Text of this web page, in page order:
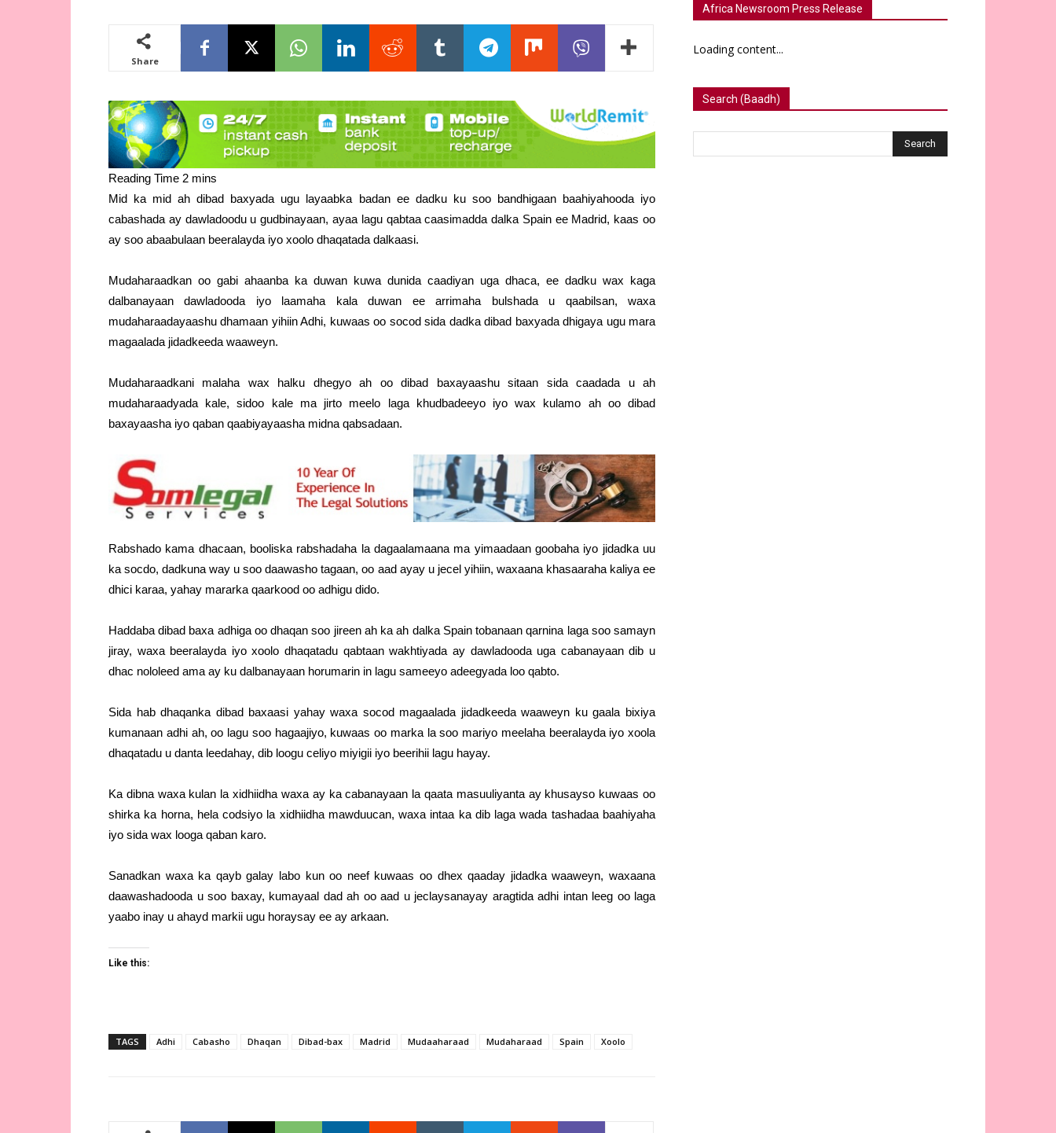
Share
Mid ka mid ah dibad baxyada ugu layaabka badan ee dadku ku soo bandhigaan baahiyahooda iyo
cabashada ay dawladoodu u gudbinayaan, ayaa lagu qabtaa caasimadda dalka Spain ee Madrid, kaas oo
ay soo abaabulaan beeralayda iyo xoolo dhaqatada dalkaasi.
Mudaharaadkan oo gabi ahaanba ka duwan kuwa dunida caadiyan uga dhaca, ee dadku wax kaga
dalbanayaan dawladooda iyo laamaha kala duwan ee arrimaha bulshada u qaabilsan, waxa
mudaharaadayaashu dhamaan yihiin Adhi, kuwaas oo socod sida dadka dibad baxyada dhigaya ugu mara
magaalada jidadkeeda waaweyn.
Mudaharaadkani malaha wax halku dhegyo ah oo dibad baxayaashu sitaan sida caadada u ah
mudaharaadyada kale, sidoo kale ma jirto meelo laga khudbadeeyo iyo wax kulamo ah oo dibad
baxayaasha iyo qaban qaabiyayaasha midna qabsadaan.
Rabshado kama dhacaan, booliska rabshadaha la dagaalamaana ma yimaadaan goobaha iyo jidadka uu
ka socdo, dadkuna way u soo daawasho tagaan, oo aad ayay u jecel yihiin, waxaana khasaaraha kaliya ee
dhici karaa, yahay mararka qaarkood oo adhigu dido.
Haddaba dibad baxa adhiga oo dhaqan soo jireen ah ka ah dalka Spain tobanaan qarnina laga soo samayn
jiray, waxa beeralayda iyo xoolo dhaqatadu qabtaan wakhtiyada ay dawladooda uga cabanayaan dib u
dhac nololeed ama ay ku dalbanayaan horumarin in lagu sameeyo adeegyada loo qabto.
Sida hab dhaqanka dibad baxaasi yahay waxa socod magaalada jidadkeeda waaweyn ku gaala bixiya
kumanaan adhi ah, oo lagu soo hagaajiyo, kuwaas oo marka la soo mariyo meelaha beeralayda iyo xoola
dhaqatadu u danta leedahay, dib loogu celiyo miyigii iyo beerihii lagu hayay.
Ka dibna waxa kulan la xidhiidha waxa ay ka cabanayaan la qaata masuuliyanta ay khusayso kuwaas oo
shirka ka horna, hela codsiyo la xidhiidha mawduucan, waxa intaa ka dib laga wada tashadaa baahiyaha
iyo sida wax looga qaban karo.
Sanadkan waxa ka qayb galay labo kun oo neef kuwaas oo dhex qaaday jidadka waaweyn, waxaana
daawashadooda u soo baxay, kumayaal dad ah oo aad u jeclaysanayay aragtida adhi intan leeg oo laga
yaabo inay u ahayd markii ugu horaysay ee ay arkaan.
Like this:
TAGS Adhi Cabasho Dhaqan Dibad-bax Madrid Mudaaharaad Mudaharaad Spain Xoolo
Africa Newsroom Press Release
Loading content...
Search (Baadh)